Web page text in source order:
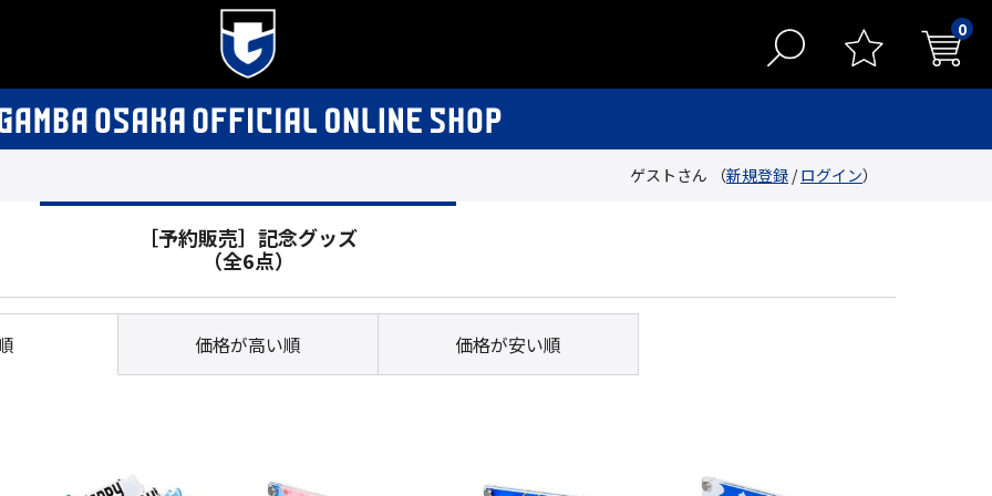
0
ゲストさん （新規登録 /ログイン）
［予約販売］記念グッズ
（全6点）
価格が高い順 価格が安い順